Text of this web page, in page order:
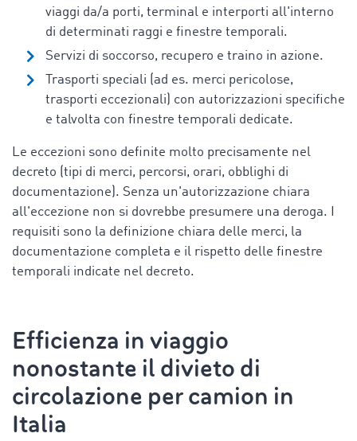
viaggi da/a porti, terminal e interporti all'interno
di determinati raggi e finestre temporali.
Servizi di soccorso, recupero e traino in azione.
Trasporti speciali (ad es. merci pericolose,
trasporti eccezionali) con autorizzazioni specifiche
e talvolta con finestre temporali dedicate.
Le eccezioni sono definite molto precisamente nel
decreto (tipi di merci, percorsi, orari, obblighi di
documentazione). Senza un'autorizzazione chiara
all'eccezione non si dovrebbe presumere una deroga. I
requisiti sono la definizione chiara delle merci, la
documentazione completa e il rispetto delle finestre
temporali indicate nel decreto.
Efficienza in viaggio
nonostante il divieto di
circolazione per camion in
Italia